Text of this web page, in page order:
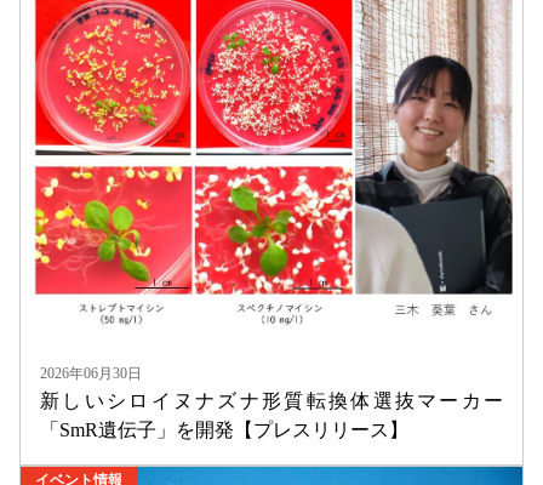
2026年06月30日
新しいシロイヌナズナ形質転換体選抜マーカー
「SmR遺伝子」を開発【プレスリリース】
イベント情報